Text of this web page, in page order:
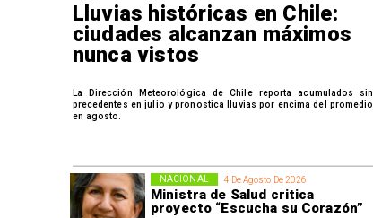
4 De Agosto De 2026
Ministra de Salud critica
proyecto “Escucha su Corazón”
NACIONAL
Lluvias históricas en Chile:
ciudades alcanzan máximos
nunca vistos
La Dirección Meteorológica de Chile reporta acumulados sin
precedentes en julio y pronostica lluvias por encima del promedio
en agosto.